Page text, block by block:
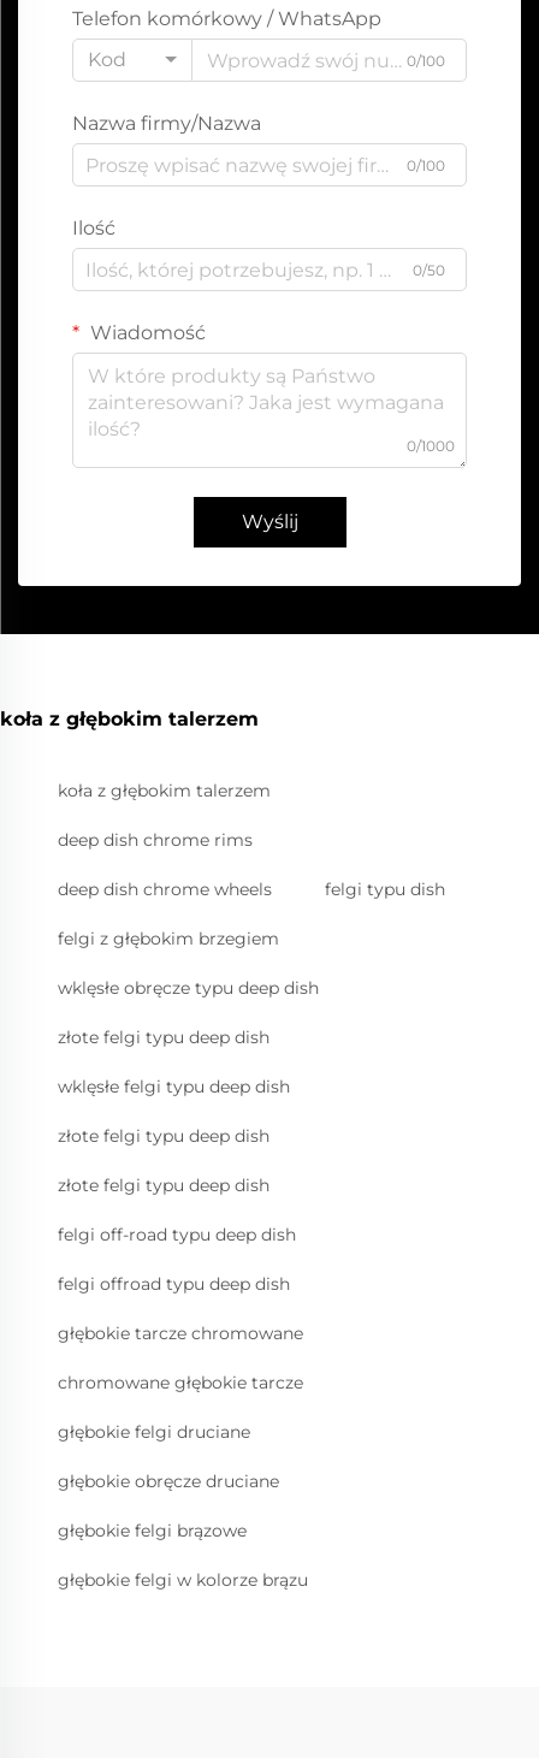
Telefon komórkowy / WhatsApp
Kod
0/100
Nazwa firmy/Nazwa
0/100
Ilość
0/50
Wiadomość
0/1000
Wyślij
koła z głębokim talerzem
koła z głębokim talerzem
deep dish chrome rims
deep dish chrome wheels felgi typu dish
felgi z głębokim brzegiem
wklęsłe obręcze typu deep dish
złote felgi typu deep dish
wklęsłe felgi typu deep dish
złote felgi typu deep dish
złote felgi typu deep dish
felgi off-road typu deep dish
felgi offroad typu deep dish
głębokie tarcze chromowane
chromowane głębokie tarcze
głębokie felgi druciane
głębokie obręcze druciane
głębokie felgi brązowe
głębokie felgi w kolorze brązu